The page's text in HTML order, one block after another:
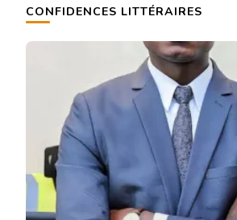
CONFIDENCES LITTÉRAIRES